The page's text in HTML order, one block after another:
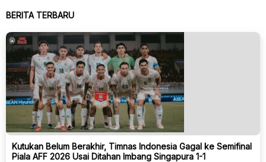
BERITA TERBARU
Kutukan Belum Berakhir, Timnas Indonesia Gagal ke Semifinal
Piala AFF 2026 Usai Ditahan Imbang Singapura 1-1